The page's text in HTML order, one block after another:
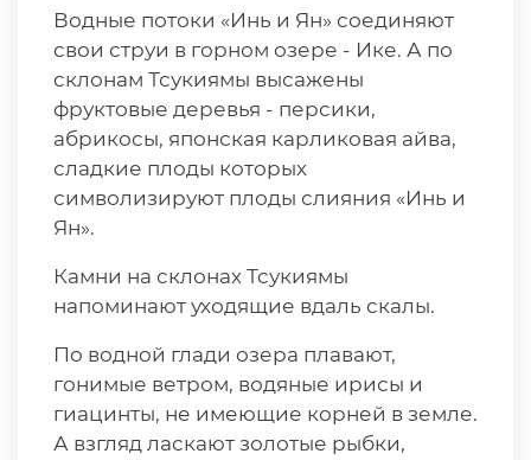
Водные потоки «Инь и Ян» соединяют
свои струи в горном озере - Ике. А по
склонам Тсукиямы высажены
фруктовые деревья - персики,
абрикосы, японская карликовая айва,
сладкие плоды которых
символизируют плоды слияния «Инь и
Ян».
Камни на склонах Тсукиямы
напоминают уходящие вдаль скалы.
По водной глади озера плавают,
гонимые ветром, водяные ирисы и
гиацинты, не имеющие корней в земле.
А взгляд ласкают золотые рыбки,